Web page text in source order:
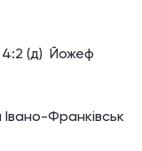
(д) Йожеф
Франківськ